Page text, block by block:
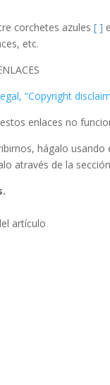
corchetes azules[ ]
etc.
“Copyright
enlaces no
hágalo
através de la
artículo